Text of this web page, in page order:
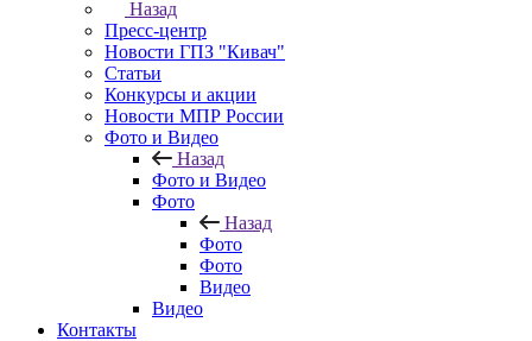
Назад
Пресс-центр
Новости ГПЗ "Кивач"
Статьи
Конкурсы и акции
Новости МПР России
Фото и Видео
Назад
Фото и Видео
Фото
Назад
Фото
Фото
Видео
Видео
Контакты